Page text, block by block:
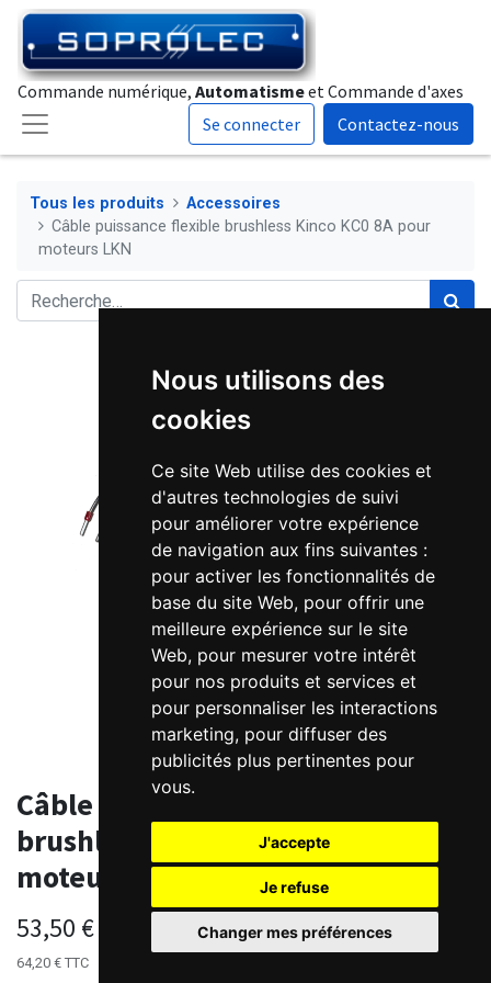
Nous utilisons des
cookies
Ce site Web utilise des cookies et
d'autres technologies de suivi
pour améliorer votre expérience
de navigation aux fins suivantes :
pour activer les fonctionnalités de
base du site Web, pour offrir une
meilleure expérience sur le site
Web, pour mesurer votre intérêt
pour nos produits et services et
pour personnaliser les interactions
marketing, pour diffuser des
publicités plus pertinentes pour
vous.
J'accepte
Je refuse
Changer mes préférences
Commande numérique, Automatismeet Commande d'axes
Se connecter
Contactez-nous
Tous les produits
Accessoires
Câble puissance flexible brushless Kinco KC0 8A pour
moteurs LKN
Câble puissance flexible
brushless Kinco KC0 8A pour
moteurs LKN
53,50 €
64,20 € TTC